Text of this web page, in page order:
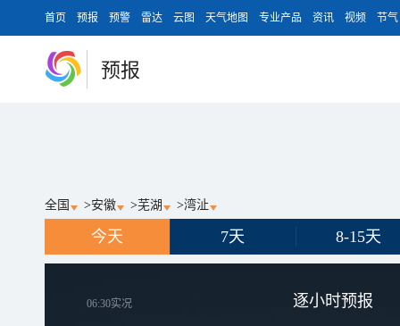
首页 预报 预警 雷达 云图 天气地图 专业产品 资讯 视频 节气
预报
全国 >安徽 >芜湖 >湾沚
今天 7天 8-15天
06:30实况 逐小时预报